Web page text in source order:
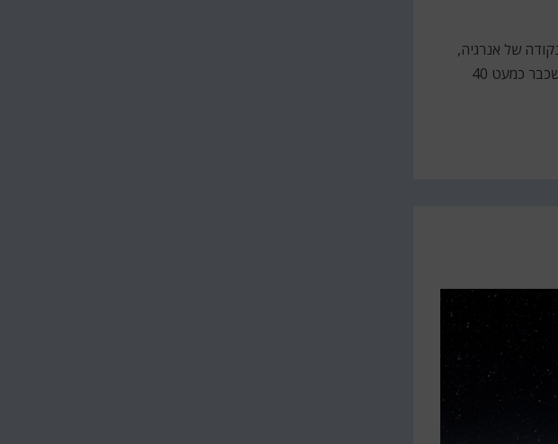
של אנרגיה,
מרחב וזמן שהגיחה מהריק ויצרה את כל המבנה העצום והבלתי נתפש שנקרא כיום "יקום". אבל מסתבר שכבר כמעט 40